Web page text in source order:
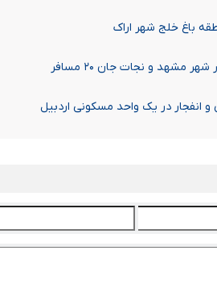
باغ خلج شهر اراک
و نجات جان ۲۰ مسافر
در یک واحد مسکونی اردبیل